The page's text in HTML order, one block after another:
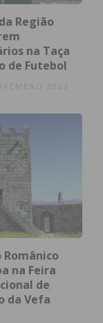
e
Região
na Taça
de Futebol
Românico
na Feira
de
da Vefa